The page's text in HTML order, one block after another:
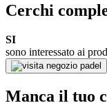
Cerchi
SI
sono interessato ai
negozio padel
Manca il tuo